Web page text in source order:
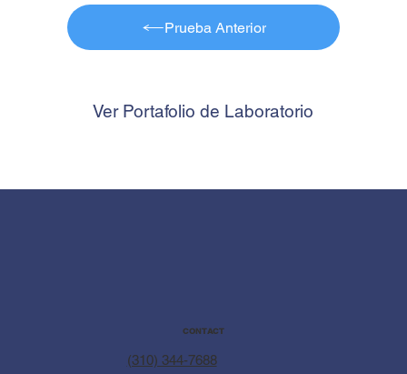
Prueba Anterior
Ver Portafolio de Laboratorio
CONTACT
(310) 344-7688